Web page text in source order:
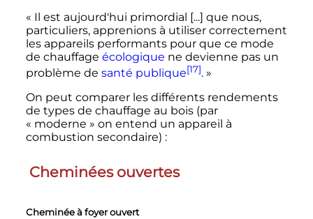
« Il est aujourd'hui primordial [...] que nous,
particuliers, apprenions à utiliser correctement
les appareils performants pour que ce mode
de chauffage écologique ne devienne pas un
problème de santé publique[17]. »
On peut comparer les différents rendements
de types de chauffage au bois (par
« moderne » on entend un appareil à
combustion secondaire) :
Cheminées ouvertes
Cheminée à foyer ouvert